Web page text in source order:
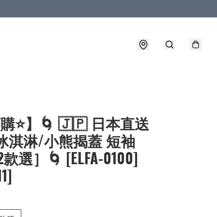
購⭐】🌀 🇯🇵 日本直送
淋/小熊揭蓋 短袖
款選］🌀 [ELFA-0100]